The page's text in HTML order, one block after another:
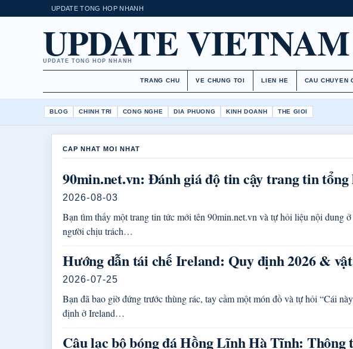
UPDATE TONG HOP NHANH
UPDATE VIETNAM
UPDATE TONG HOP NHANH
TRANG CHU VE CHUNG TOI LIEN HE CAU CHUYEN
BLOG CHINH TRI CONG NGHE DIA PHUONG KINH DOANH THE GIOI
CAP NHAT MOI NHAT
90min.net.vn: Đánh giá độ tin cậy trang tin tổng
2026-08-03
Bạn tìm thấy một trang tin tức mới tên 90min.net.vn và tự hỏi liệu nội dung
người chịu trách…
Hướng dẫn tái chế Ireland: Quy định 2026 &
2026-07-25
Bạn đã bao giờ đứng trước thùng rác, tay cầm một món đồ và tự hỏi “Cái
định ở Ireland…
Câu lạc bộ bóng đá Hồng Lĩnh Hà Tĩnh: